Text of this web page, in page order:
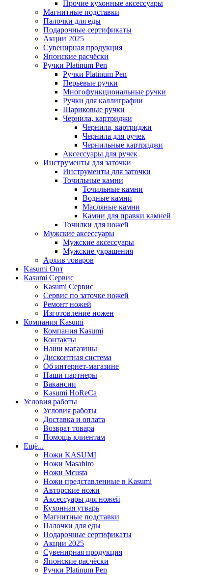
Прочие кухонные аксессуары
Магнитные подставки
Палочки для еды
Подарочные сертификаты
Акции 2025
Сувенирная продукция
Японские расчёски
Ручки Platinum Pen
Ручки Platinum Pen
Перьевые ручки
Многофункциональные ручки
Ручки для каллиграфии
Шариковые ручки
Чернила, картриджи
Чернила, картриджи
Чернила для ручек
Чернильные картриджи
Аксессуары для ручек
Инструменты для заточки
Инструменты для заточки
Точильные камни
Точильные камни
Водные камни
Масляные камни
Камни для правки камней
Точилки для ножей
Мужские аксессуары
Мужские аксессуары
Мужские украшения
Архив товаров
Kasumi Опт
Кasumi Сервис
Кasumi Сервис
Сервис по заточке ножей
Ремонт ножей
Изготовление ножен
Компания Kasumi
Компания Kasumi
Контакты
Наши магазины
Дисконтная система
Об интернет-магазине
Наши партнеры
Вакансии
Kasumi HoReCa
Условия работы
Условия работы
Доставка и оплата
Возврат товара
Помощь клиентам
Ещё...
Ножи KASUMI
Ножи Masahiro
Ножи Mcusta
Ножи представленные в Kasumi
Авторские ножи
Аксессуары для ножей
Кухонная утварь
Магнитные подставки
Палочки для еды
Подарочные сертификаты
Акции 2025
Сувенирная продукция
Японские расчёски
Ручки Platinum Pen